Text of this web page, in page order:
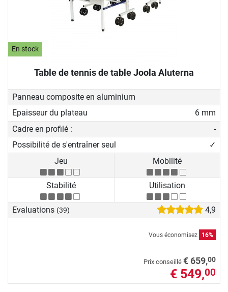
En stock
Table de tennis de table Joola Aluterna
Panneau composite en aluminium
Epaisseur du plateau
6 mm
Cadre en profilé :
-
Possibilité de s'entraîner seul
✓
Jeu
Mobilité
Stabilité Utilisation
Evaluations (39) 4,9
Vous économisez 16%
Prix conseillé € 659,00
€ 549,00